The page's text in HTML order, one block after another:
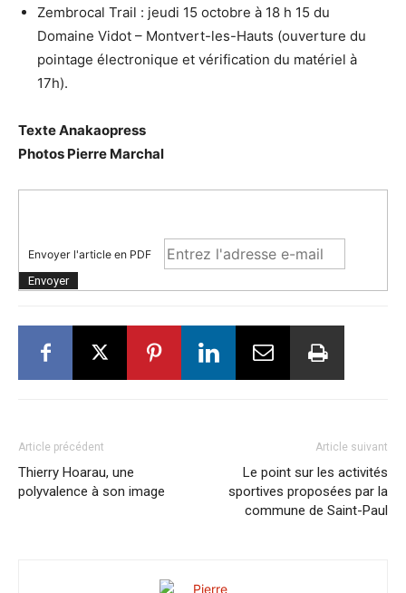
Zembrocal Trail : jeudi 15 octobre à 18 h 15 du
Domaine Vidot – Montvert-les-Hauts (ouverture du
pointage électronique et vérification du matériel à
17h).
Texte Anakaopress
Photos Pierre Marchal
Envoyer l'article en PDF
Article précédent
Thierry Hoarau, une
polyvalence à son image
Article suivant
Le point sur les activités
sportives proposées par la
commune de Saint-Paul